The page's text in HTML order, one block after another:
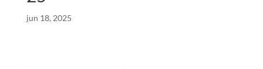
jun 18, 2025